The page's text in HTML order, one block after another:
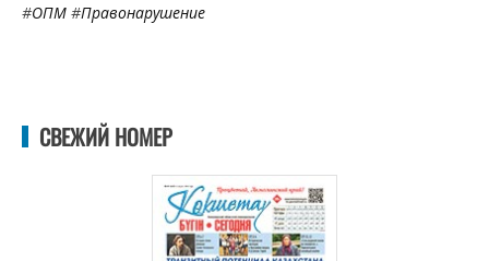
#ОПМ #Правонарушение
СВЕЖИЙ НОМЕР